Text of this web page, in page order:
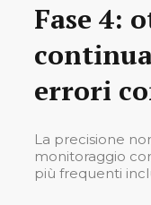
Fase 4:
errori
La precisione
monitoraggio
più frequenti